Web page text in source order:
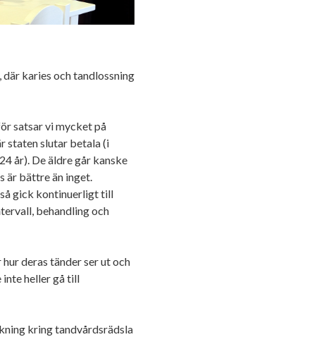
karies och tandlossning
satsar vi mycket på
staten slutar betala (i
år). De äldre går kanske
är bättre än inget.
gick kontinuerligt till
behandling och
deras tänder ser ut och
inte heller gå till
kring tandvårdsrädsla